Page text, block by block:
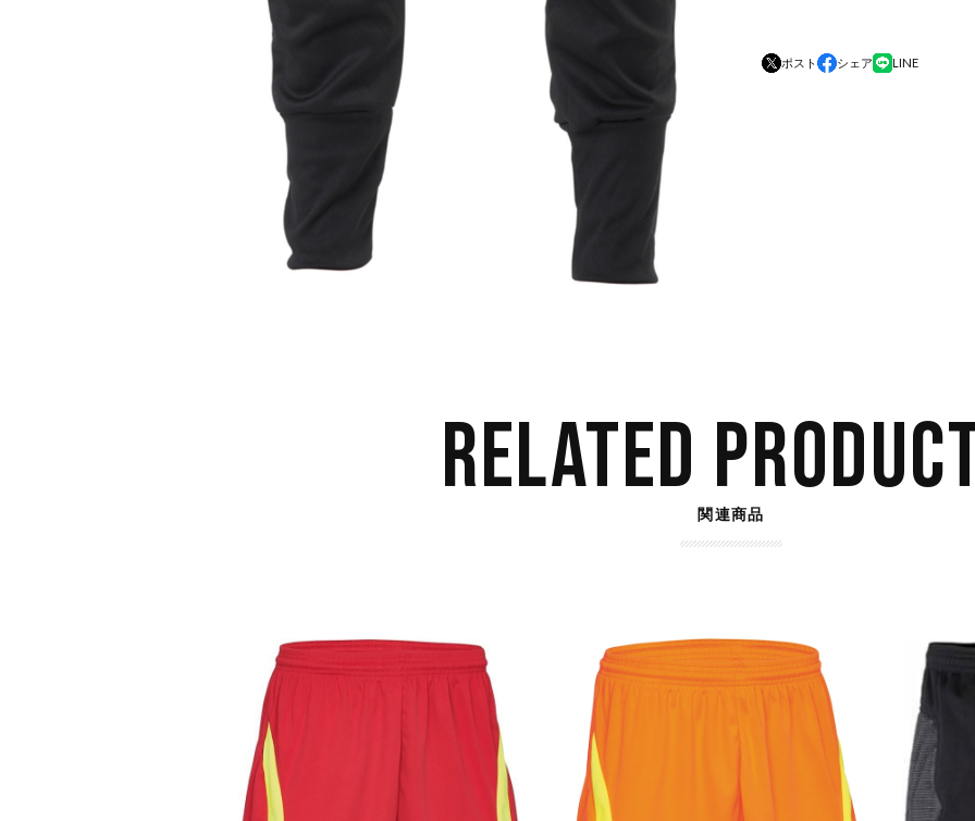
ポスト シェア LINE
RELATED
関連商品